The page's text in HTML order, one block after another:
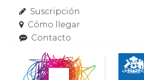
Suscripción
Cómo llegar
Contacto